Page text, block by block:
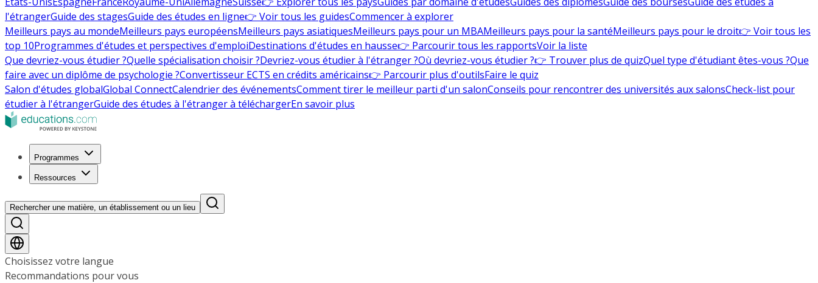
l'étrangerGuide des stagesGuide des études en ligne👉 Voir tous les guidesCommencer à explorer
Meilleurs pays au mondeMeilleurs pays européensMeilleurs pays asiatiquesMeilleurs pays pour un MBAMeilleurs pays pour la santéMeilleurs pays pour le droit👉 Voir tous les
top 10Programmes d'études et perspectives d'emploiDestinations d'études en hausse👉 Parcourir tous les rapportsVoir la liste
Que devriez-vous étudier ?Quelle spécialisation choisir ?Devriez-vous étudier à l'étranger ?Où devriez-vous étudier ?👉 Trouver plus de quizQuel type d'étudiant êtes-vous ?Que
faire avec un diplôme de psychologie ?Convertisseur ECTS en crédits américains👉 Parcourir plus d'outilsFaire le quiz
Salon d'études globalGlobal ConnectCalendrier des événementsComment tirer le meilleur parti d'un salonConseils pour rencontrer des universités aux salonsCheck-list pour
étudier à l'étrangerGuide des études à l'étranger à téléchargerEn savoir plus
Programmes
Ressources
Rechercher une matière, un établissement ou un lieu
Choisissez votre langue
Recommandations pour vous